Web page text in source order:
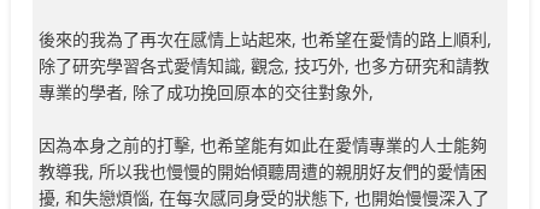
後來的我為了再次在感情上站起來, 也希望在愛情的路上順利,
除了研究學習各式愛情知識, 觀念, 技巧外, 也多方研究和請教
專業的學者, 除了成功挽回原本的交往對象外,
因為本身之前的打擊, 也希望能有如此在愛情專業的人士能夠
教導我, 所以我也慢慢的開始傾聽周遭的親朋好友們的愛情困
擾, 和失戀煩惱, 在每次感同身受的狀態下, 也開始慢慢深入了